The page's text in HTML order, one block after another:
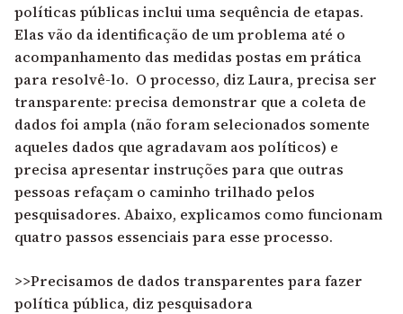
políticas públicas inclui uma sequência de etapas.
Elas vão da identificação de um problema até o
acompanhamento das medidas postas em prática
para resolvê-lo. O processo, diz Laura, precisa ser
transparente: precisa demonstrar que a coleta de
dados foi ampla (não foram selecionados somente
aqueles dados que agradavam aos políticos) e
precisa apresentar instruções para que outras
pessoas refaçam o caminho trilhado pelos
pesquisadores. Abaixo, explicamos como funcionam
quatro passos essenciais para esse processo.
>>Precisamos de dados transparentes para fazer
política pública, diz pesquisadora